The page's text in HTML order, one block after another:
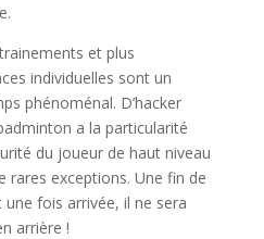
et plus
individuelles sont un
phénoménal. D’hacker
a la particularité
du joueur de haut niveau
rares exceptions. Une fin de
fois arrivée, il ne sera
arrière !